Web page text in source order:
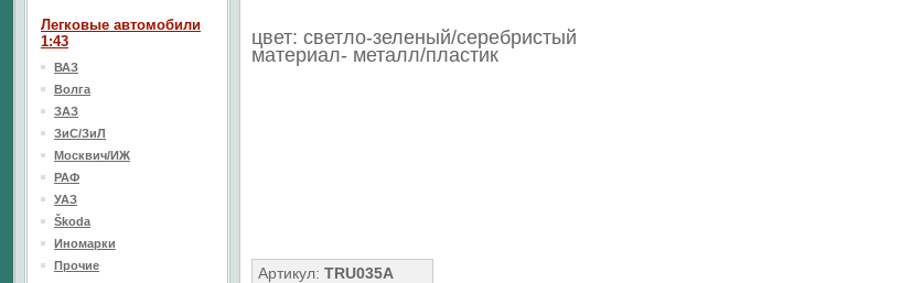
цвет: светло-зеленый/серебристый
материал- металл/пластик
Артикул: TRU035A
Легковые автомобили
1:43
ВАЗ
Волга
ЗАЗ
ЗиС/ЗиЛ
Москвич/ИЖ
РАФ
УАЗ
Škoda
Иномарки
Прочие